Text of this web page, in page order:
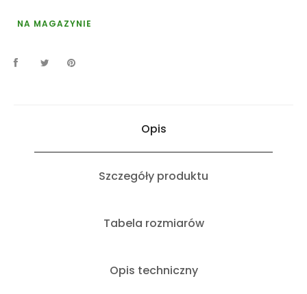
NA MAGAZYNIE
Opis
Szczegóły produktu
Tabela rozmiarów
Opis techniczny